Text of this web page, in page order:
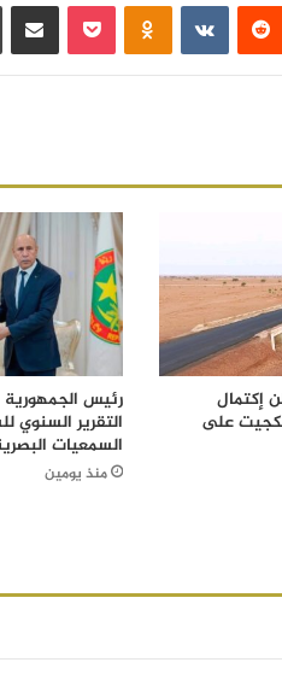
بوكيت مشاركة عبر البريد
إكتمال
على
رئيس الجمهورية
التقرير السنوي
السمعيات
منذ يومين